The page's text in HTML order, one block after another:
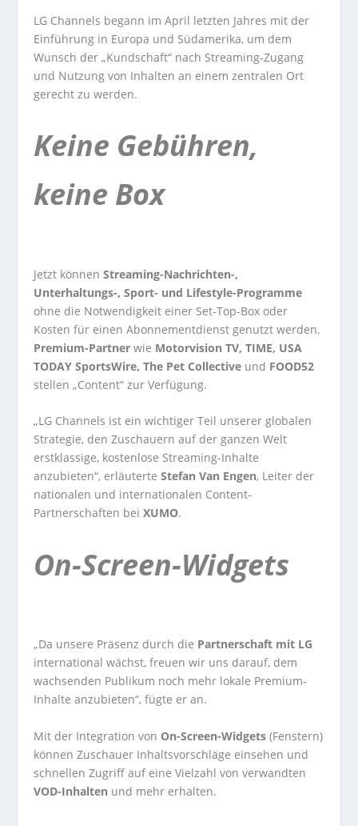
LG Channels begann im April letzten Jahres mit der
Einführung in Europa und Südamerika, um dem
Wunsch der „Kundschaft“ nach Streaming-Zugang
und Nutzung von Inhalten an einem zentralen Ort
gerecht zu werden.
Keine Gebühren,
keine Box
Jetzt könnenStreaming-Nachrichten-,
Unterhaltungs-, Sport- und Lifestyle-Programme
ohne die Notwendigkeit einer Set-Top-Box oder
Kosten für einen Abonnementdienst genutzt werden.
Premium-Partner wie Motorvision TV, TIME, USA
TODAY SportsWire, The Pet Collective und FOOD52
stellen „Content“ zur Verfügung.
„LG Channels ist ein wichtiger Teil unserer globalen
Strategie, den Zuschauern auf der ganzen Welt
erstklassige, kostenlose Streaming-Inhalte
anzubieten“, erläuterte Stefan Van Engen, Leiter der
nationalen und internationalen Content-
Partnerschaften beiXUMO.
On-Screen-Widgets
„Da unsere Präsenz durch die Partnerschaft mit LG
international wächst, freuen wir uns darauf, dem
wachsenden Publikum noch mehr lokale Premium-
Inhalte anzubieten“, fügte er an.
Mit der Integration von On-Screen-Widgets(Fenstern)
können Zuschauer Inhaltsvorschläge einsehen und
schnellen Zugriff auf eine Vielzahl von verwandten
VOD-Inhalten und mehr erhalten.